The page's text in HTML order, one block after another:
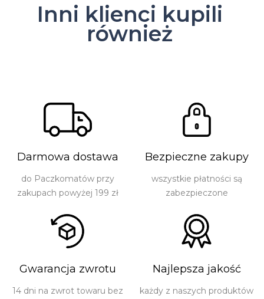
Inni klienci kupili
również
Darmowa dostawa
do Paczkomatów przy
zakupach powyżej 199 zł
Bezpieczne zakupy
wszystkie płatności są
zabezpieczone
Gwarancja zwrotu
14 dni na zwrot towaru bez
Najlepsza jakość
każdy z naszych produktów